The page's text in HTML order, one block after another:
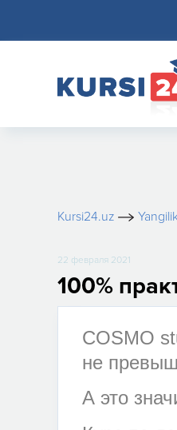
Kursi24.uz
22 февраля 2021
100%
COSMO
не
А это